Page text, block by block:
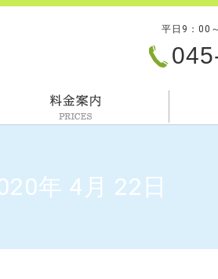
平日9：00
年 4月 22日